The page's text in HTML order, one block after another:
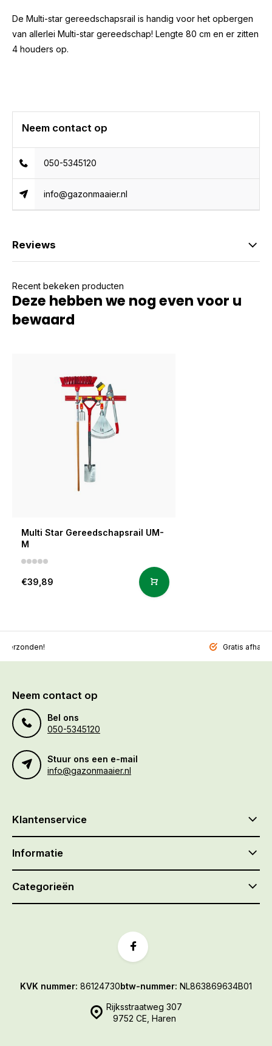
De Multi-star gereedschapsrail is handig voor het opbergen
van allerlei Multi-star gereedschap! Lengte 80 cm en er zitten
4 houders op.
Neem contact op
050-5345120
info@gazonmaaier.nl
Reviews
Recent bekeken producten
Deze hebben we nog even voor u
bewaard
Multi Star Gereedschapsrail UM-
M
€39,89
verzonden! Gratis
Neem contact op
Bel ons
050-5345120
Stuur ons een e-mail
info@gazonmaaier.nl
Klantenservice
Informatie
Categorieën
Rijksstraatweg 307
9752 CE, Haren
KVK nummer: 86124730btw-nummer: NL863869634B01